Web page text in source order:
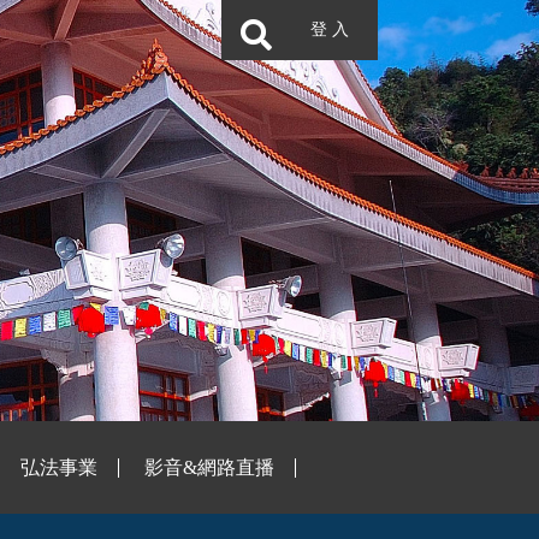
登 入
弘法事業 影音&網路直播